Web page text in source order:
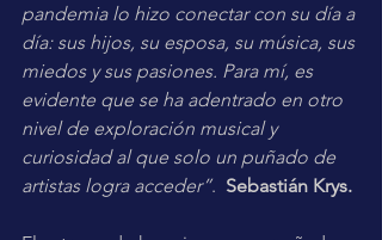
pandemia lo hizo conectar con su día a
día: sus hijos, su esposa, su música, sus
miedos y sus pasiones. Para mí, es
evidente que se ha adentrado en otro
nivel de exploración musical y
curiosidad al que solo un puñado de
artistas logra acceder”. Sebastián Krys.